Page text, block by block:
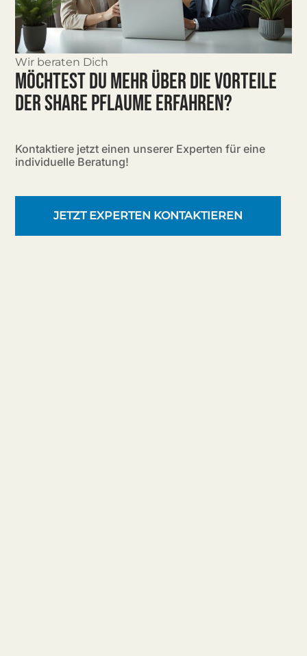
Wir beraten Dich
MÖCHTEST DU MEHR ÜBER DIE VORTEILE
DER SHARE PFLAUME ERFAHREN?
Kontaktiere jetzt einen unserer Experten für eine
individuelle Beratung!
JETZT EXPERTEN KONTAKTIEREN